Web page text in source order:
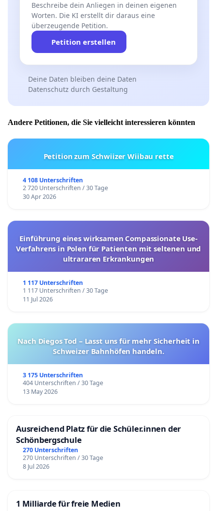
Beschreibe dein Anliegen in deinen eigenen
Worten. Die KI erstellt dir daraus eine
überzeugende Petition.
Petition erstellen
Deine Daten bleiben deine Daten
Datenschutz durch Gestaltung
Andere Petitionen, die Sie vielleicht interessieren könnten
Petition zum Schwiizer Wiibau rette
4 108 Unterschriften
2 720 Unterschriften / 30 Tage
30 Apr 2026
Einführung eines wirksamen Compassionate Use-
Verfahrens in Polen für Patienten mit seltenen und
ultrararen Erkrankungen
1 117 Unterschriften
1 117 Unterschriften / 30 Tage
11 Jul 2026
Nach Diegos Tod – Lasst uns für mehr Sicherheit in
Schweizer Bahnhöfen handeln.
3 175 Unterschriften
404 Unterschriften / 30 Tage
13 May 2026
Ausreichend Platz für die Schüler.innen der
Schönbergschule
270 Unterschriften
270 Unterschriften / 30 Tage
8 Jul 2026
1 Milliarde für freie Medien